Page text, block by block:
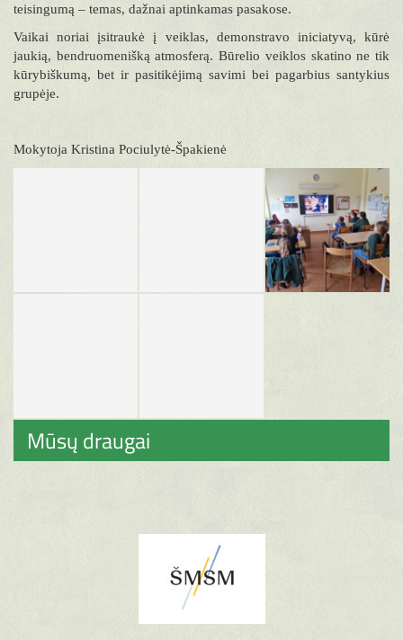
teisingumą – temas, dažnai aptinkamas pasakose.
Vaikai noriai įsitraukė į veiklas, demonstravo iniciatyvą, kūrė
jaukią, bendruomenišką atmosferą. Būrelio veiklos skatino ne tik
kūrybiškumą, bet ir pasitikėjimą savimi bei pagarbius santykius
grupėje.
Mokytoja Kristina Pociulytė-Špakienė
Mūsų draugai